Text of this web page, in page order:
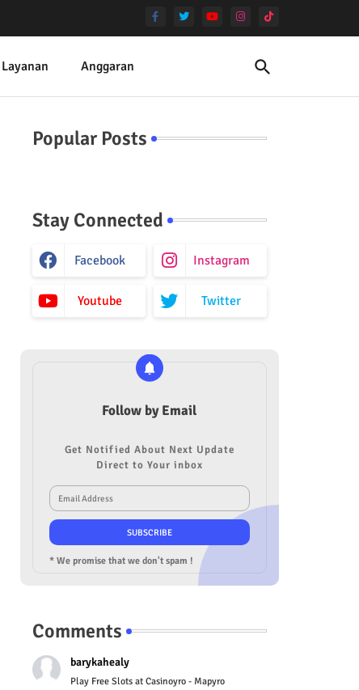
Layanan Anggaran
Popular Posts
Stay Connected
Facebook Instagram
Youtube Twitter
Follow by Email
Get Notified About Next Update
Direct to Your inbox
* We promise that we don't spam !
Comments
barykahealy
Play Free Slots at Casinoyro - Mapyro